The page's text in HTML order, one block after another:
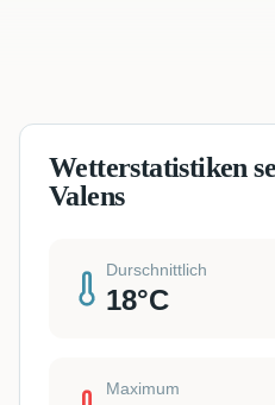
Wetterstatistiken
Valens
Durschnittlich
18°C
Maximum